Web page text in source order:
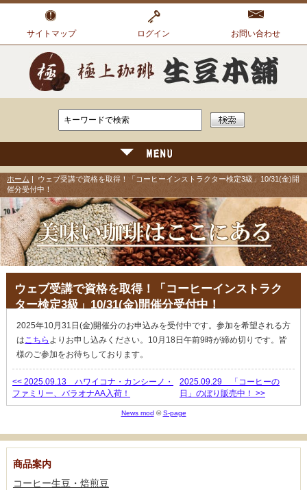
サイトマップ ログイン お問い合わせ
ホーム | ウェブ受講で資格を取得！「コーヒーインストラクター検定3級」10/31(金)開
催分受付中！
ウェブ受講で資格を取得！「コーヒーインストラク
ター検定3級」10/31(金)開催分受付中！
2025年10月31日(金)開催分のお申込みを受付中です。参加を希望される方
はこちら よりお申し込みください。10月18日午前9時が締め切りです。皆
様のご参加をお待ちしております。
<< 2025.09.13 ハワイコナ・カンシーノ・
ファミリー、バラオナAA入荷！
2025.09.29 「コーヒーの
日」のぼり販売中！ >>
News mod ©S-page
商品案内
コーヒー生豆・焙煎豆